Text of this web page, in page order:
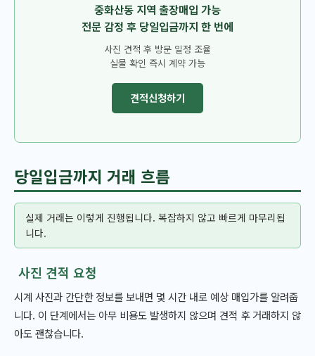
중화산동 지역 출장매입 가능
전문 감정 후 당일입금까지 한 번에
사진 견적 후 방문 일정 조율
실물 확인 즉시 계약 가능
견적신청하기
당일입금까지 거래 흐름
실제 거래는 이렇게 진행됩니다. 복잡하지 않고 빠르게 마무리됩
니다.
사진 견적 요청
시계 사진과 간단한 정보를 보내면 몇 시간 내로 예상 매입가를 알려줍
니다. 이 단계에서는 아무 비용도 발생하지 않으며 견적 후 거래하지 않
아도 괜찮습니다.